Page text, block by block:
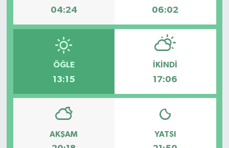
04:24 06:02
ÖĞLE
13:15
İKINDI
17:06
AKŞAM YATSI
Foto Galeri
Genel
Gündem
Hisarcık